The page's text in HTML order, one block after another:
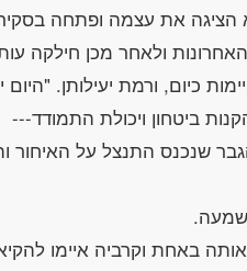
הציגה את עצמה ופתחה
האחרונות ולאחר מכן חילקה
כיום, ורמת יעילותן.
שנכנס התנצל על האיחור
באחת וקרביה איימו